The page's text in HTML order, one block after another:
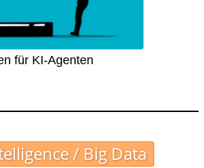
für KI-Agenten
/ Big Data